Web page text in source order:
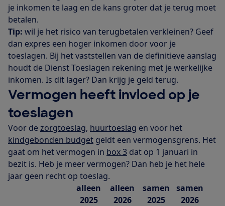
je inkomen te laag en de kans groter dat je terug moet
betalen.
Tip: wil je het risico van terugbetalen verkleinen? Geef
dan expres een hoger inkomen door voor je
toeslagen. Bij het vaststellen van de definitieve aanslag
houdt de Dienst Toeslagen rekening met je werkelijke
inkomen. Is dit lager? Dan krijg je geld terug.
Vermogen heeft invloed op je
toeslagen
Voor dezorgtoeslag, huurtoeslag en voor het
kindgebonden budget geldt een vermogensgrens. Het
gaat om het vermogen in box 3 dat op 1 januari in
bezit is. Heb je meer vermogen? Dan heb je het hele
jaar geen recht op toeslag.
alleen
2025
alleen
2026
samen
2025
samen
2026